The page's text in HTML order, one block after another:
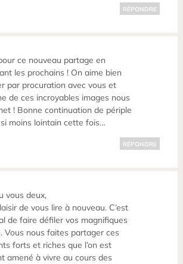
RÉPONDRE
ce nouveau partage en
les prochains ! On aime bien
par procuration avec vous et
de ces incroyables images nous
! Bonne continuation de périple
moins lointain cette fois…
RÉPONDRE
vous deux,
de vous lire à nouveau. C’est
de faire défiler vos magnifiques
Vous nous faites partager ces
forts et riches que l’on est
amené à vivre au cours des